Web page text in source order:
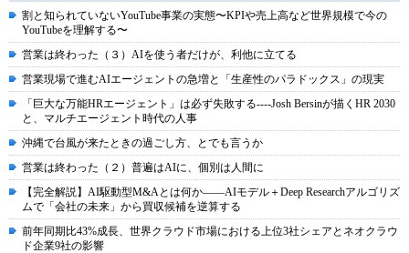
割と知られていないYouTube事業の実態〜KPIや売上高など世界規模で今の
YouTubeを理解する〜
営業は終わった（３）AIを使う者だけが、利他に立てる
営業現場で進むAIエージェントの急増と「生産性のパラドックス」の現実
「巨大な万能HRエージェント」は必ず失敗する----Josh Bersinが描くHR 2030
と、マルチエージェント時代の人事
沖縄で台風が来たときの過ごし方、とでも言うか
営業は終わった（２）普遍はAIに、個別は人間に
【完全解説】AI駆動型M&Aとは何か――AIモデル＋Deep Researchアルゴリズ
ムで「会社の未来」から買収候補を逆算する
前年同期比43%成長、世界クラウド市場における上位3社シェアとネオクラウ
ド企業9社の影響